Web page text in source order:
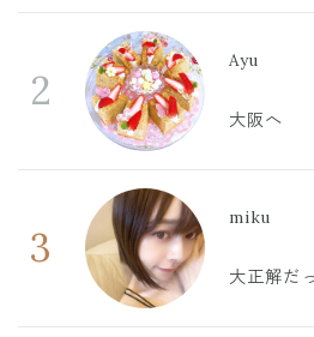
2
Ayu
大阪へ
3
miku
大正解だ